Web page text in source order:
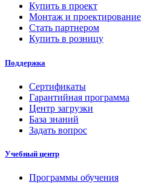
Купить в проект
Монтаж и проектирование
Стать партнером
Купить в розницу
Поддержка
Сертификаты
Гарантийная программа
Центр загрузки
База знаний
Задать вопрос
Учебный центр
Программы обучения